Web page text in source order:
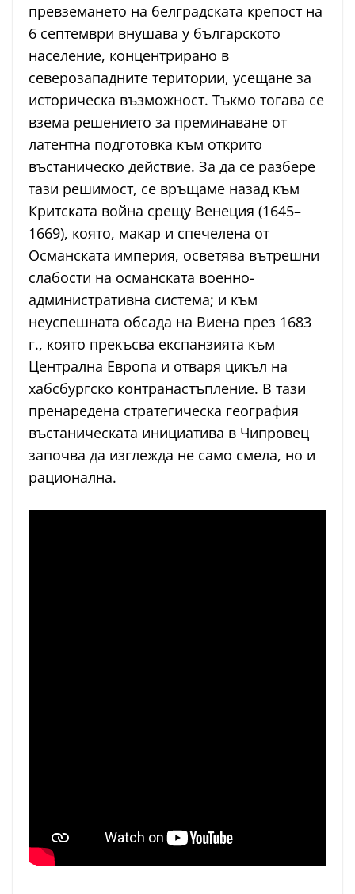
превземането на белградската крепост на
6 септември внушава у българското
население, концентрирано в
северозападните територии, усещане за
историческа възможност. Тъкмо тогава се
взема решението за преминаване от
латентна подготовка към открито
въстаническо действие. За да се разбере
тази решимост, се връщаме назад към
Критската война срещу Венеция (1645–
1669), която, макар и спечелена от
Османската империя, осветява вътрешни
слабости на османската военно-
административна система; и към
неуспешната обсада на Виена през 1683
г., която прекъсва експанзията към
Централна Европа и отваря цикъл на
хабсбургско контранастъпление. В тази
пренаредена стратегическа география
въстаническата инициатива в Чипровец
започва да изглежда не само смела, но и
рационална.